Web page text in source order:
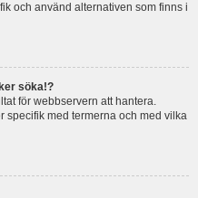
och använd alternativen som finns i
söka!?
för webbservern att hantera.
specifik med termerna och med vilka